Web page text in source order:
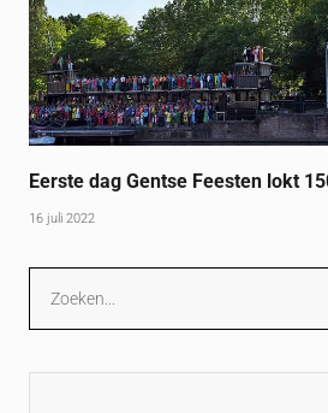
Eerste dag Gentse Feesten lokt
16 juli 2022